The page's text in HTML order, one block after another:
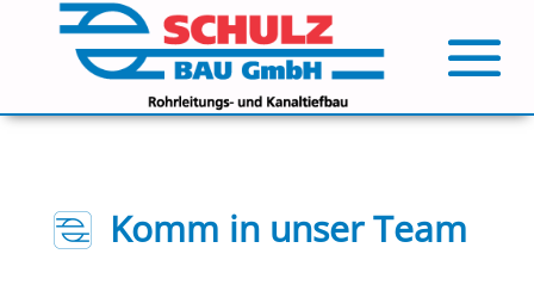
Komm in unser Team